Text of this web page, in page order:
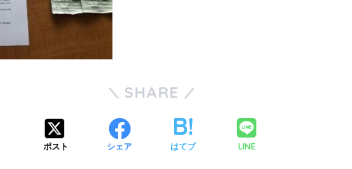
SHARE
ポスト シェア はてブ LINE